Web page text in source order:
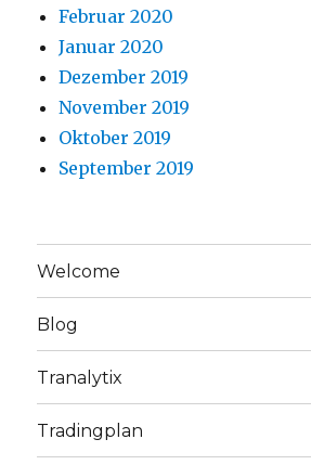
Februar 2020
Januar 2020
Dezember 2019
November 2019
Oktober 2019
September 2019
Welcome
Blog
Tranalytix
Tradingplan